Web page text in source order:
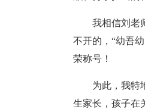
我相信刘老
不开的，“幼吾
荣称号！
为此，我特
生家长，孩子在